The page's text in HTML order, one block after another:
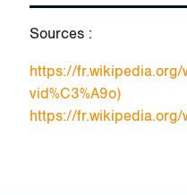
Sources :
https://fr.wikipedia.org/
vid%C3%A9o)
https://fr.wikipedia.org/